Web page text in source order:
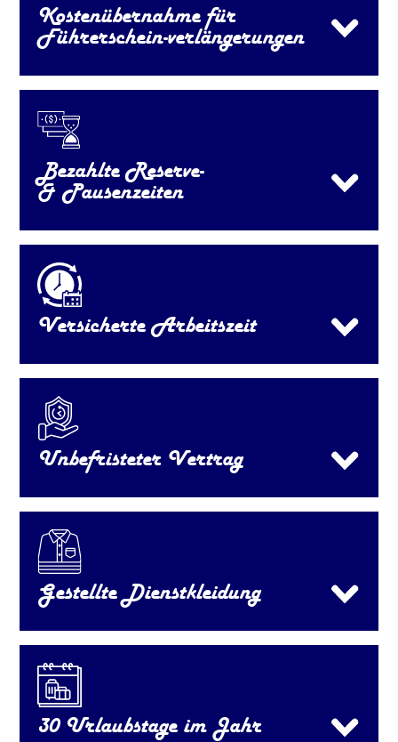
Kostenübernahme für
Führerschein-verlängerungen
Bezahlte Reserve-
& Pausenzeiten
Versicherte Arbeitszeit
Unbefristeter Vertrag
Gestellte Dienstkleidung
30 Urlaubstage im Jahr